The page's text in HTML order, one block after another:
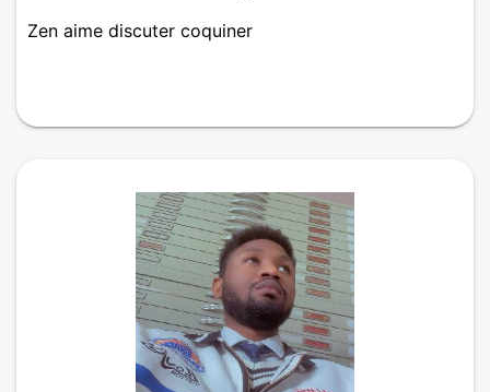
Zen aime discuter coquiner